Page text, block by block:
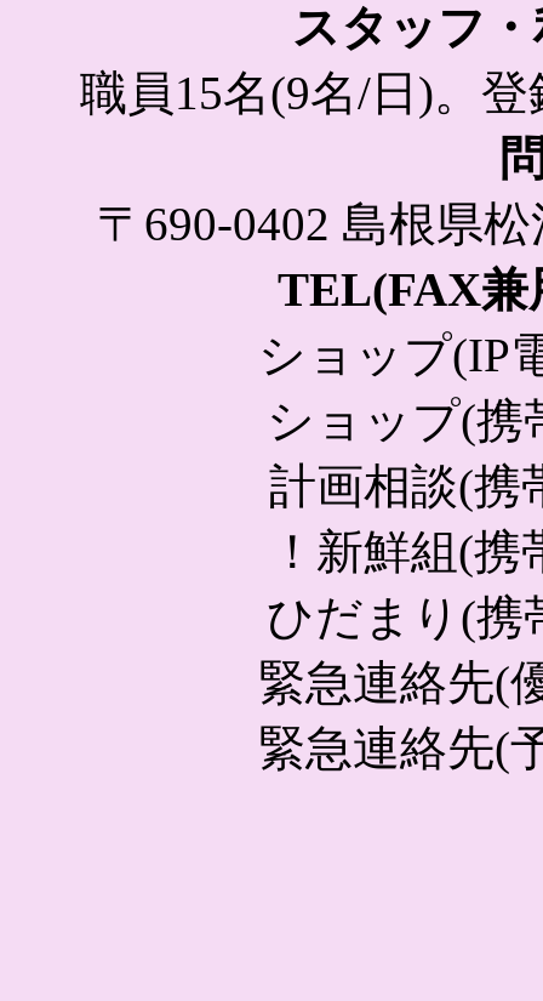
スタッフ
職員15名(9名/日)。
〒690-0402 島根県
TEL(FAX兼
ショップ(IP
ショップ(携
計画相談(携
！新鮮組(携
ひだまり(携
緊急連絡先(
緊急連絡先(